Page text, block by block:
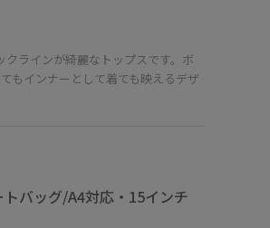
ラインが綺麗なトップスです。ボ
もインナーとして着ても映えるデザ
バッグ/A4対応・15インチ